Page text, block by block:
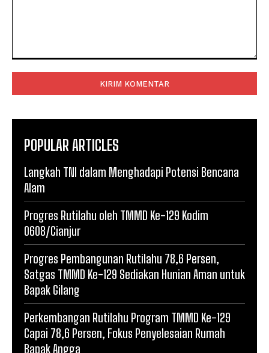
POPULAR ARTICLES
Langkah TNI dalam Menghadapi Potensi Bencana
Alam
Progres Rutilahu oleh TMMD Ke-129 Kodim
0608/Cianjur
Progres Pembangunan Rutilahu 78,6 Persen,
Satgas TMMD Ke-129 Sediakan Hunian Aman untuk
Bapak Gilang
Perkembangan Rutilahu Program TMMD Ke-129
Capai 78,6 Persen, Fokus Penyelesaian Rumah
Bapak Angga